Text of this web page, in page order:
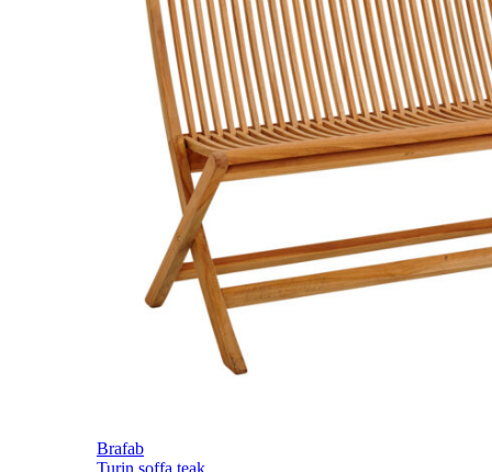
Brafab
Turin soffa teak